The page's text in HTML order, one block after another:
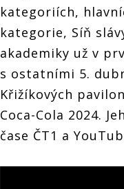
kategoriích,
kategorie, Síň
akademiky už v
s ostatními 5.
Křižíkových
Coca-Cola 2024.
čase ČT1 a